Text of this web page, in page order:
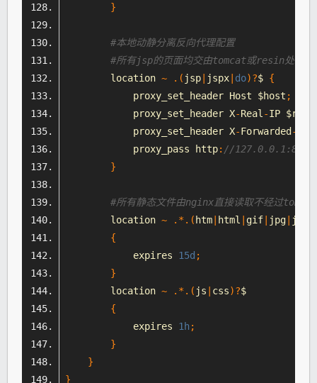
}
#本地动静分离反向代理配置
#所有jsp的页面均交由tomcat或resin处理
        location
~ .( jsp jspx do)?$ {
            proxy_set_header
Host $host ;
            proxy_set_header X
-Real -IP
            proxy_set_header X
-Forwarded -
            proxy_pass http
: //
}
#所有静态文件由nginx直接读取不经过
        location
~ .*.( htm html gif jpg jpeg
{
            expires
15d ;
}
        location
~ .*.( js css)?$
{
            expires
1h;
}
}
}